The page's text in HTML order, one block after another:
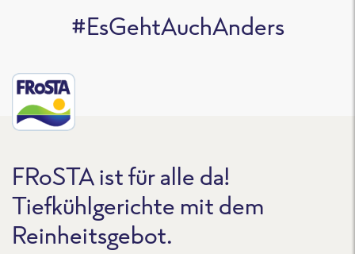
#EsGehtAuchAnders
FRoSTA ist für alle da!
Tiefkühlgerichte mit dem
Reinheitsgebot.